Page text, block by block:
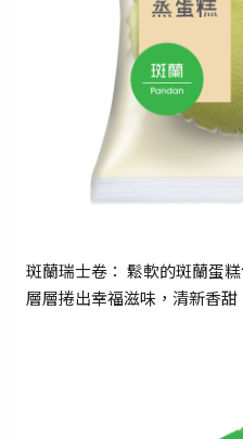
手提電話登入
+852
斑蘭瑞士卷： 鬆軟的斑蘭蛋
層層捲出幸福滋味，清新香甜